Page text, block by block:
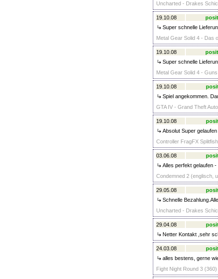
Uncharted - Drakes
19.10.08
Super schnelle
Metal Gear Solid 4 - Das
19.10.08
Super schnelle
Metal Gear Solid 4 -
19.10.08
Spiel angekommen.
GTA IV - Grand Theft
19.10.08
Absolut Super
Controller FragFX
03.06.08
Alles perfekt gelaufen
Condemned 2 (englisch,
29.05.08
Schnelle
Uncharted - Drakes
29.04.08
Netter Kontakt ,sehr
24.03.08
alles bestens, gerne
Fight Night Round 3